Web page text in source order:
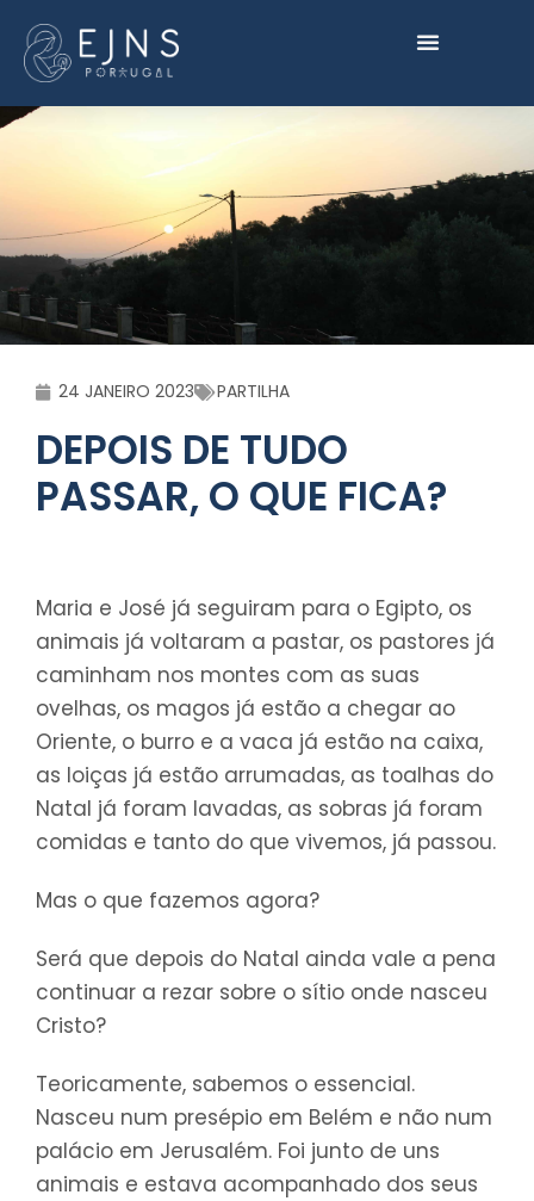
24 JANEIRO 2023 PARTILHA
DEPOIS DE TUDO
PASSAR, O QUE FICA?
Maria e José já seguiram para o Egipto, os
animais já voltaram a pastar, os pastores já
caminham nos montes com as suas
ovelhas, os magos já estão a chegar ao
Oriente, o burro e a vaca já estão na caixa,
as loiças já estão arrumadas, as toalhas do
Natal já foram lavadas, as sobras já foram
comidas e tanto do que vivemos, já passou.
Mas o que fazemos agora?
Será que depois do Natal ainda vale a pena
continuar a rezar sobre o sítio onde nasceu
Cristo?
Teoricamente, sabemos o essencial.
Nasceu num presépio em Belém e não num
palácio em Jerusalém. Foi junto de uns
animais e estava acompanhado dos seus